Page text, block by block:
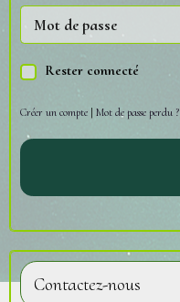
Rester connecté
Créer un compte | Mot de passe perdu ?
Contactez-nous